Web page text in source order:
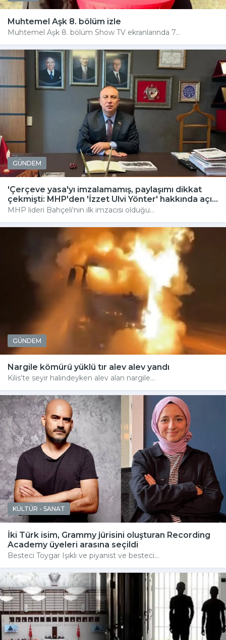
Muhtemel Aşk 8. bölüm izle
Muhtemel Aşk 8. bölüm Show TV ekranlarında 7...
GÜNDEM
'Çerçeve yasa'yı imzalamamış, paylaşımı dikkat
çekmişti: MHP'den 'İzzet Ulvi Yönter' hakkında açı...
MHP lideri Bahçeli'nin ilk imzacısı olduğu...
GÜNDEM
Nargile kömürü yüklü tır alev alev yandı
Kilis'te seyir halindeyken alev alan nargile...
KÜLTÜR - SANAT
İki Türk isim, Grammy jürisini oluşturan Recording
Academy üyeleri arasına seçildi
Besteci Toygar Işıklı ve piyanist ve besteci...